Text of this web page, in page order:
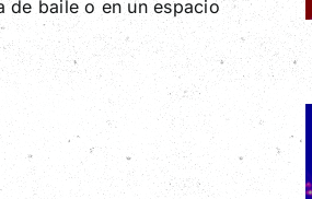
de baile o en un espacio